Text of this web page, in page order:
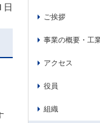
ご挨拶
事業の概要・工
アクセス
役員
組織